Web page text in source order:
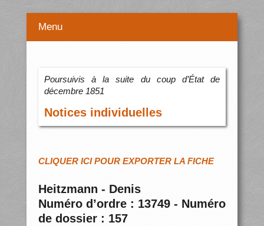
Menu
Poursuivis à la suite du coup d’État de
décembre 1851
Notices individuelles
CLIQUER ICI POUR EXPORTER LA FICHE
Heitzmann - Denis
Numéro d’ordre : 13749 - Numéro
de dossier : 157